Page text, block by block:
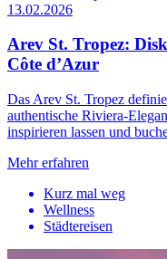
13.02.2026
Arev St. Tropez:
Côte d’Azur
Das Arev St. Tropez
authentische Riviera-
inspirieren lassen und
Mehr erfahren
Kurz mal weg
Wellness
Städtereisen